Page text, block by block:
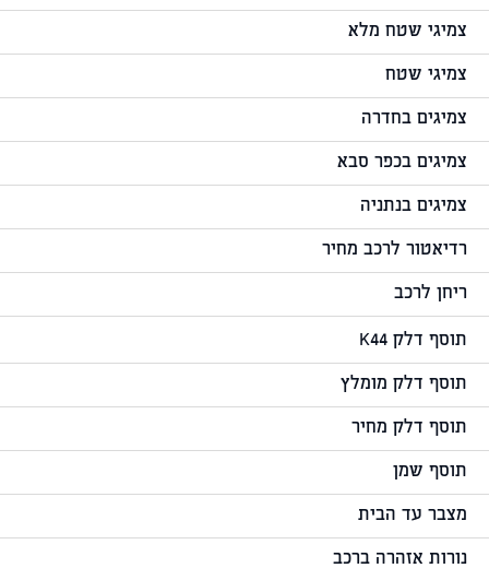
צמיגי שטח מלא
צמיגי שטח
צמיגים בחדרה
צמיגים בכפר סבא
צמיגים בנתניה
רדיאטור לרכב מחיר
ריחן לרכב
תוסף דלק K44
תוסף דלק מומלץ
תוסף דלק מחיר
תוסף שמן
מצבר עד הבית
נורות אזהרה ברכב